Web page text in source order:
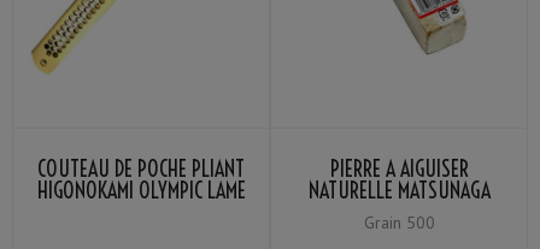
COUTEAU DE POCHE PLIANT
HIGONOKAMI OLYMPIC LAME
PIERRE À AIGUISER
NATURELLE MATSUNAGA
AMAKUSA PETITE GRAIN
#500
Grain 500